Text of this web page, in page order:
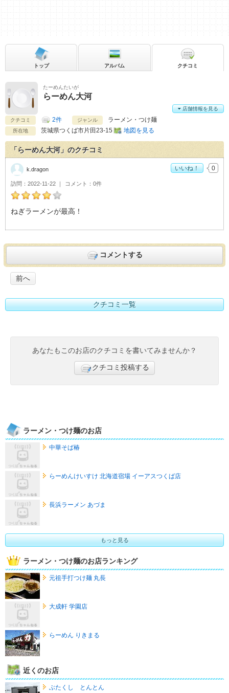
たーめんたいが
らーめん大河
クチコミ 2件 ジャンル ラーメン・つけ麺
所在地 茨城県つくば市片田23-15 地図を見る
店舗情報を見る
トップ アルバム クチコミ
「らーめん大河」のクチコミ
k.dragonのらーめん大河おすすめ度：
ねぎラーメンが最高！
訪問 2022-11-22 コメント 0件
k.dragon いいね！ 0
コメントする
前へ
クチコミ一覧
あなたもこのお店のクチコミを書いてみませんか？
クチコミ投稿する
ラーメン・つけ麺のお店
中華そば椿
らーめんけいすけ 北海道宿場 イーアスつくば店
長浜ラーメン あづま
もっと見る
ラーメン・つけ麺のお店ランキング
元祖手打つけ麺 丸長
大成軒 学園店
らーめん りきまる
近くのお店
ぶたくし とんとん